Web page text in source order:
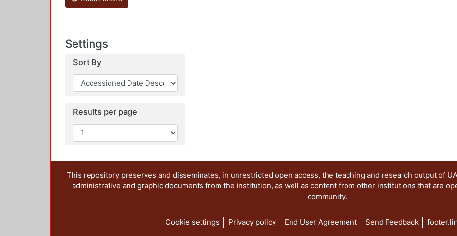
Settings
Sort By
Results per page
This repository preserves and disseminates, in unrestricted open access, the teaching and research output of
administrative and graphic documents from the institution, as well as content from other institutions that are
community.
Cookie settings Privacy policy End User Agreement Send Feedback